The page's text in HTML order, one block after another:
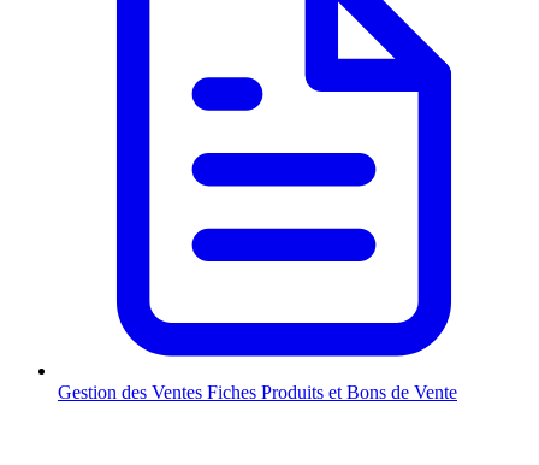
Gestion des Ventes Fiches Produits et Bons de Vente